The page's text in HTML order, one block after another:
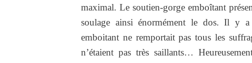
maximal. Le soutien-gorge emboîtant
soulage ainsi énormément le dos. Il y
emboitant ne remportait pas tous les
n’étaient pas très saillants…